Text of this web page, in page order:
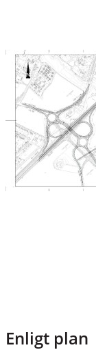
Enligt plan